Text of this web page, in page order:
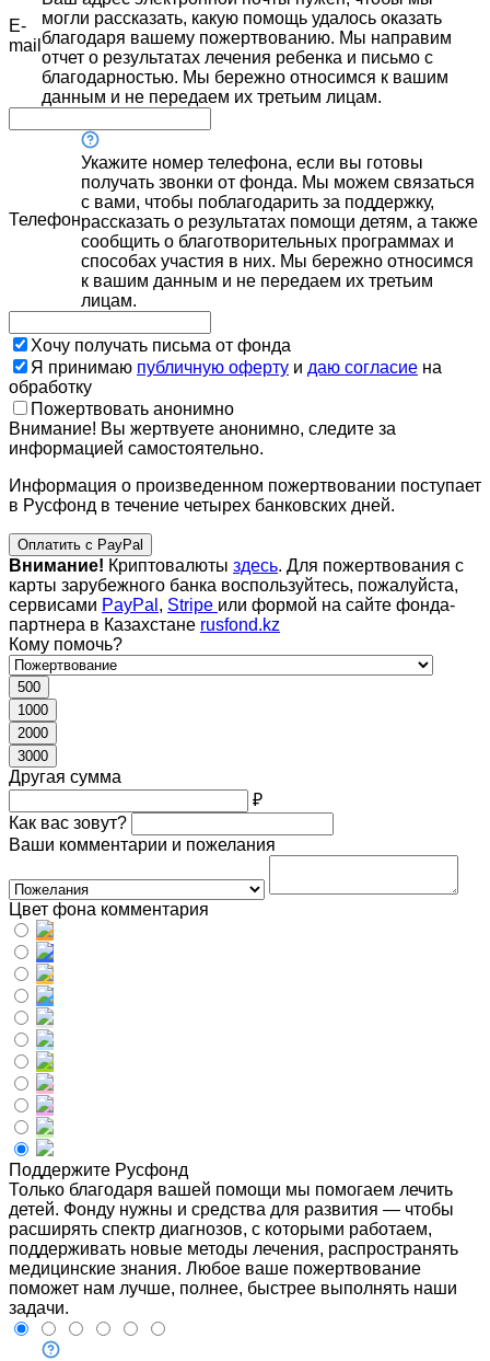
E-
mail
могли рассказать, какую помощь удалось оказать
благодаря вашему пожертвованию. Мы направим
отчет о результатах лечения ребенка и письмо с
благодарностью. Мы бережно относимся к вашим
данным и не передаем их третьим лицам.
Телефон
Укажите номер телефона, если вы готовы
получать звонки от фонда. Мы можем связаться
с вами, чтобы поблагодарить за поддержку,
рассказать о результатах помощи детям, а также
сообщить о благотворительных программах и
способах участия в них. Мы бережно относимся
к вашим данным и не передаем их третьим
лицам.
Хочу получать письма от фонда
Я принимаю публичную оферту и даю согласие на
обработку
Пожертвовать анонимно
Внимание! Вы жертвуете анонимно, следите за
информацией самостоятельно.
Информация о произведенном пожертвовании поступает
в Русфонд в течение четырех банковских дней.
Оплатить с PayPal
Внимание! Криптовалюты здесь. Для пожертвования с
карты зарубежного банка воспользуйтесь, пожалуйста,
сервисами PayPal , Stripe или формой на сайте фонда-
партнера в Казахстане rusfond.kz
Кому помочь?
500
1000
2000
3000
Другая сумма
₽
Как вас зовут?
Ваши комментарии и пожелания
Цвет фона комментария
Поддержите Русфонд
Только благодаря вашей помощи мы помогаем лечить
детей. Фонду нужны и средства для развития — чтобы
расширять спектр диагнозов, с которыми работаем,
поддерживать новые методы лечения, распространять
медицинские знания. Любое ваше пожертвование
поможет нам лучше, полнее, быстрее выполнять наши
задачи.